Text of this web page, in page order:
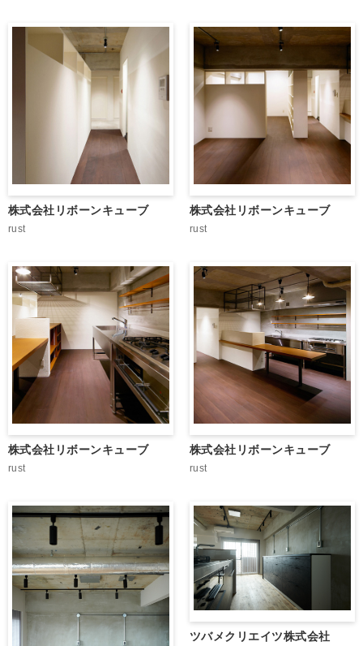
株式会社リボーンキューブ
rust
株式会社リボーンキューブ
rust
株式会社リボーンキューブ
rust
株式会社リボーンキューブ
rust
ツバメクリエイツ株式会社